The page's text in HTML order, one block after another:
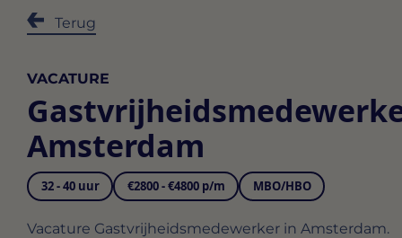
Terug
VACATURE
Amsterdam
32 - 40 uur €2800 - €4800 p/m MBO/HBO
Vacature Gastvrijheidsmedewerker in Amsterdam.